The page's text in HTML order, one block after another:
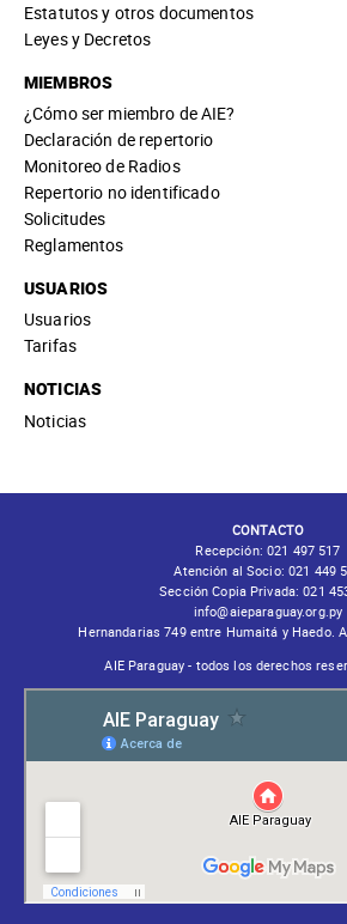
Estatutos y otros documentos
Leyes y Decretos
MIEMBROS
¿Cómo ser miembro de AIE?
Declaración de repertorio
Monitoreo de Radios
Repertorio no identificado
Solicitudes
Reglamentos
USUARIOS
Usuarios
Tarifas
NOTICIAS
Noticias
CONTACTO
Recepción: 021 497 517
Atención al Socio: 021 449
Sección Copia Privada: 021
info@aieparaguay.org.py
Hernandarias 749 entre Humaitá y Haedo.
AIE Paraguay - todos los derechos